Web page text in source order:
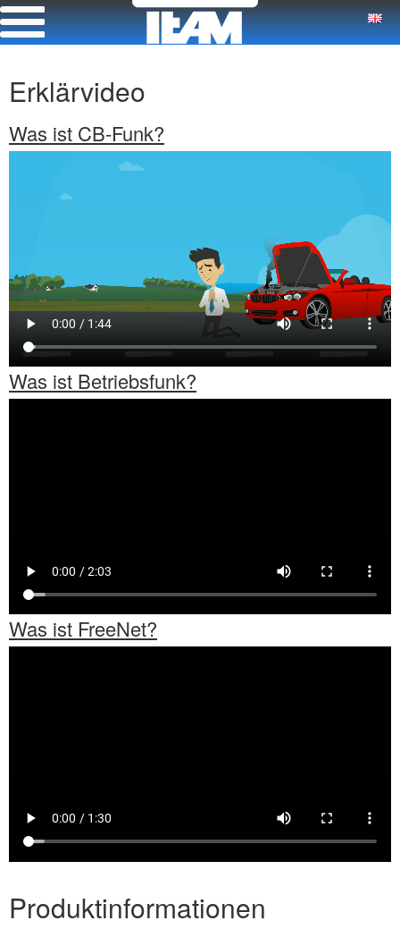
Erklärvideo
Was ist CB-Funk?
Was ist Betriebsfunk?
Was ist FreeNet?
Produktinformationen